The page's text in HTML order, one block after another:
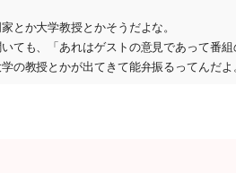
とか大学教授とかそうだよな。
ても、「あれはゲストの意見であって番
の教授とかが出てきて能弁振るってんだよ